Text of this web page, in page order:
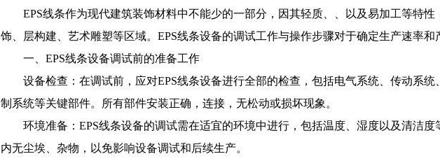
EPS线条作为现代建筑装饰材料中不能少的一部分，因其轻质、、以及易加工等特
饰、层构建、艺术雕塑等区域。EPS线条设备的调试工作与操作步骤对于确定生产速率和
一、EPS线条设备调试前的准备工作
设备检查：在调试前，应对EPS线条设备进行全部的检查，包括电气系统、传动系
制系统等关键部件。所有部件安装正确，连接，无松动或损坏现象。
环境准备：EPS线条设备的调试需在适宜的环境中进行，包括温度、湿度以及清洁
内无尘埃、杂物，以免影响设备调试和后续生产。